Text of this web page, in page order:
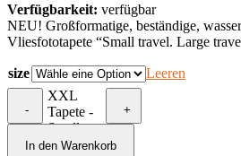
Verfügbarkeit: verfügbar
NEU! Großformatige, beständige,
Vliesfototapete “Small travel. Large
size Leeren
-
XXL
Tapete -
Small
travel.
+
In den Warenkorb